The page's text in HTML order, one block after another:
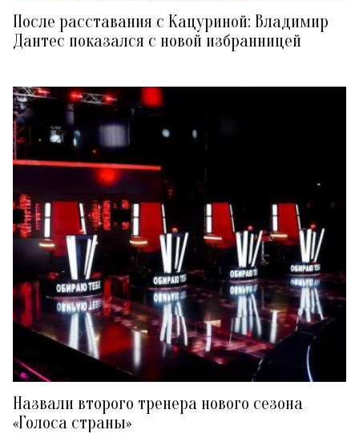
После расставания с Кацуриной: Владимир
Дантес показался с новой избранницей
Назвали второго тренера нового сезона
«Голоса страны»